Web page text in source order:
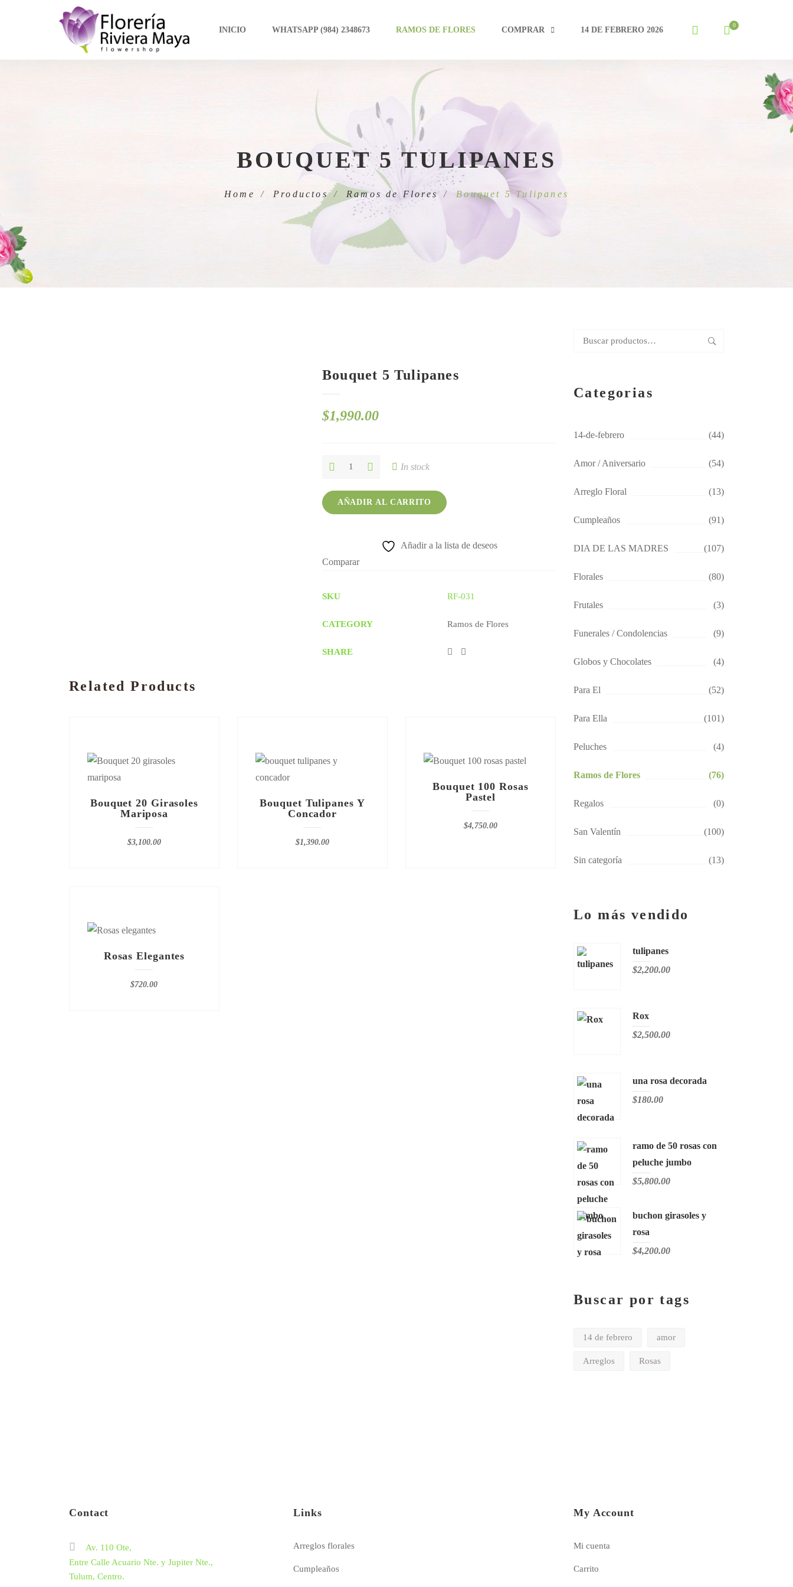
INICIO WHATSAPP (984) 2348673 RAMOS DE FLORES COMPRAR 14 DE FEBRERO 2026
BOUQUET 5 TULIPANES
Home Productos Ramos de Flores Bouquet 5 Tulipanes
Bouquet 5 Tulipanes
$1,990.00
Bouquet
quantity
In stock
AÑADIR AL CARRITO
Añadir a la lista de deseos
Comparar
SKU RF-031
CATEGORY Ramos de Flores
SHARE
Related Products
Bouquet 20 Girasoles
Mariposa
$3,100.00
Bouquet Tulipanes Y
Concador
$1,390.00
Bouquet 100 Rosas
Pastel
$4,750.00
Rosas Elegantes
$720.00
Buscar
Categorias
14-de-febrero (44)
Amor / Aniversario (54)
Arreglo Floral (13)
Cumpleaños (91)
DIA DE LAS MADRES (107)
Florales (80)
Frutales (3)
Funerales / Condolencias (9)
Globos y Chocolates (4)
Para El (52)
Para Ella (101)
Peluches (4)
Ramos de Flores (76)
Regalos (0)
San Valentín (100)
Sin categoría (13)
Lo más vendido
tulipanes
$2,200.00
Rox
$2,500.00
una rosa decorada
$180.00
ramo de 50 rosas con
peluche jumbo
$5,800.00
buchon girasoles y
rosa
$4,200.00
Buscar por tags
14 de febrero amor
Arreglos Rosas
Contact
Av. 110 Ote,
Entre Calle Acuario Nte. y Jupiter Nte.,
Tulum, Centro.
Links
Arreglos florales
Cumpleaños
My Account
Mi cuenta
Carrito